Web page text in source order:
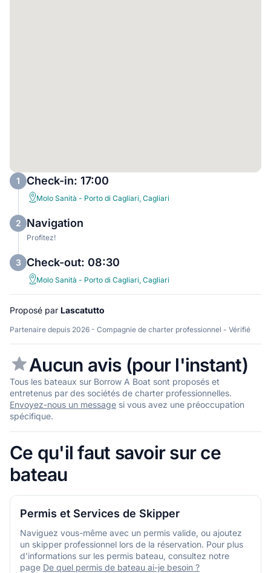
1 Check-in: 17:00
Molo Sanità - Porto di Cagliari, Cagliari
2 Navigation
Profitez!
3 Check-out: 08:30
Molo Sanità - Porto di Cagliari, Cagliari
Proposé par Lascatutto
Partenaire depuis 2026 - Compagnie de charter professionnel - Vérifié
Aucun avis (pour l'instant)
Tous les bateaux sur Borrow A Boat sont proposés et
entretenus par des sociétés de charter professionnelles.
Envoyez-nous un message si vous avez une préoccupation
spécifique.
Ce qu'il faut savoir sur ce
bateau
Permis et Services de Skipper
Naviguez vous-même avec un permis valide, ou ajoutez
un skipper professionnel lors de la réservation. Pour plus
d'informations sur les permis bateau, consultez notre
page De quel permis de bateau ai-je besoin ?